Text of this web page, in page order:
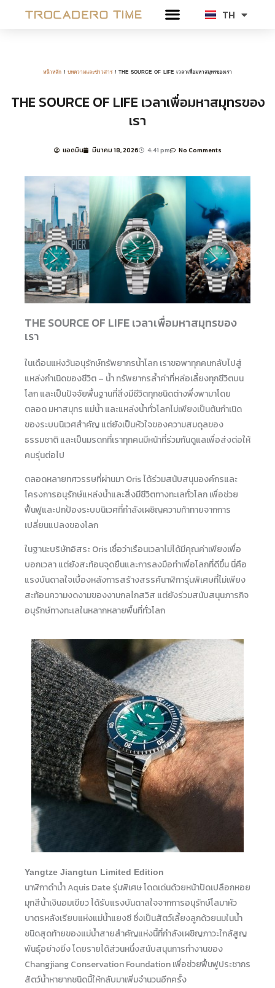
TH
EN
หน้าหลัก / บทความและข่าวสาร / THE SOURCE OF LIFE เวลาเพื่อมหาสมุทรของเรา
THE SOURCE OF LIFE เวลาเพื่อมหาสมุทรของ
เรา
แอดมิน มีนาคม 18, 2026 4:41 pm No Comments
THE SOURCE OF LIFE เวลาเพื่อมหาสมุทรของ
เรา
ในเดือนแห่งวันอนุรักษ์ทรัพยากรน้ำโลก เราขอพาทุกคนกลับไปสู่
แหล่งกำเนิดของชีวิต – น้ำ ทรัพยากรล้ำค่าที่หล่อเลี้ยงทุกชีวิตบน
โลก และเป็นปัจจัยพื้นฐานที่สิ่งมีชีวิตทุกชนิดต่างพึ่งพามาโดย
ตลอด มหาสมุทร แม่น้ำ และแหล่งน้ำทั่วโลกไม่เพียงเป็นต้นกำเนิด
ของระบบนิเวศสำคัญ แต่ยังเป็นหัวใจของความสมดุลของ
ธรรมชาติ และเป็นมรดกที่เราทุกคนมีหน้าที่ร่วมกันดูแลเพื่อส่งต่อให้
คนรุ่นต่อไป
ตลอดหลายทศวรรษที่ผ่านมา Oris ได้ร่วมสนับสนุนองค์กรและ
โครงการอนุรักษ์แหล่งน้ำและสิ่งมีชีวิตทางทะเลทั่วโลก เพื่อช่วย
ฟื้นฟูและปกป้องระบบนิเวศที่กำลังเผชิญความท้าทายจากการ
เปลี่ยนแปลงของโลก
ในฐานะบริษัทอิสระ Oris เชื่อว่าเรือนเวลาไม่ได้มีคุณค่าเพียงเพื่อ
บอกเวลา แต่ยังสะท้อนจุดยืนและการลงมือทำเพื่อโลกที่ดีขึ้น นี่คือ
แรงบันดาลใจเบื้องหลังการสร้างสรรค์นาฬิการุ่นพิเศษที่ไม่เพียง
สะท้อนความงดงามของงานกลไกสวิส แต่ยังร่วมสนับสนุนภารกิจ
อนุรักษ์ทางทะเลในหลากหลายพื้นที่ทั่วโลก
Yangtze Jiangtun Limited Edition
นาฬิกาดำน้ำ Aquis Date รุ่นพิเศษ โดดเด่นด้วยหน้าปัดเปลือกหอย
มุกสีน้ำเงินอมเขียว ได้รับแรงบันดาลใจจากการอนุรักษ์โลมาหัว
บาตรหลังเรียบแห่งแม่น้ำแยงซี ซึ่งเป็นสัตว์เลี้ยงลูกด้วยนมในน้ำ
ชนิดสุดท้ายของแม่น้ำสายสำคัญแห่งนี้ที่กำลังเผชิญภาวะใกล้สูญ
พันธุ์อย่างยิ่ง โดยรายได้ส่วนหนึ่งสนับสนุนการทำงานของ
Changjiang Conservation Foundation เพื่อช่วยฟื้นฟูประชากร
สัตว์น้ำหายากชนิดนี้ให้กลับมาเพิ่มจำนวนอีกครั้ง